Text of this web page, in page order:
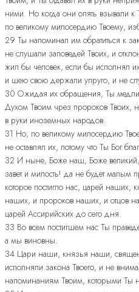
ними. Но когда они опять взывали
по великому милосердию Твоему,
29 Ты напоминал им обратиться к
не слушали заповедей Твоих, и
жил бы человек, если бы исполнял
и шею свою держали упруго, и не
30 Ожидая их обращения, Ты
Духом Твоим чрез пророков
в руки иноземных народов.
31 Но, по великому милосердию
не оставлял их, потому что Ты Бог
32 И ныне, Боже наш, Боже
завет и милость! да не будет малым
которое постигло нас, царей
наших, и пророков наших, и отцов
царей Ассирийских до сего дня.
33 Во всем постигшем нас Ты
а мы виновны.
34 Цари наши, князья наши,
исполняли закона Твоего, и не
напоминаниям Твоим, которыми Ты